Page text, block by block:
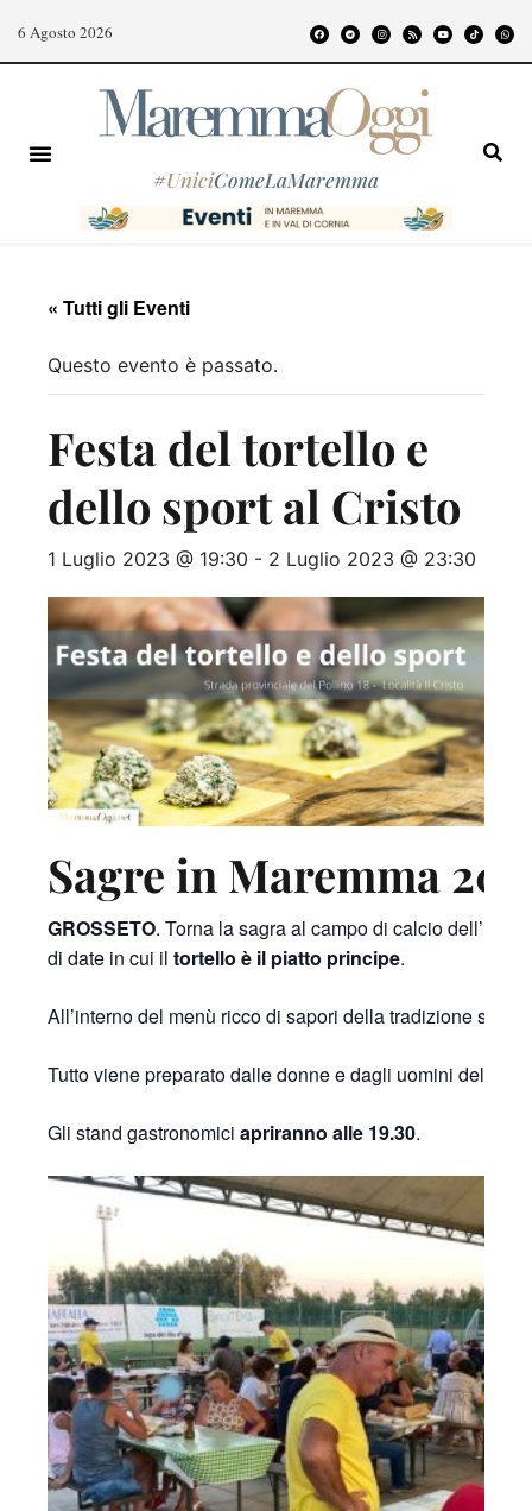
6 Agosto 2026
#UniciComeLaMaremma
« Tutti gli Eventi
Questo evento è passato.
Festa del tortello e
dello sport al Cristo
1 Luglio 2023 @ 19:30 - 2 Luglio 2023 @ 23:30
Sagre in Maremma
GROSSETO. Torna la sagra al campo di calcio dell’
di date in cui il tortello è il piatto principe.
All’interno del menù ricco di sapori della tradizione si
Tutto viene preparato dalle donne e dagli uomini
Gli stand gastronomici apriranno alle 19.30.